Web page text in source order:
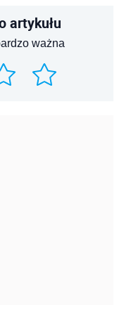
artykułu
ważna